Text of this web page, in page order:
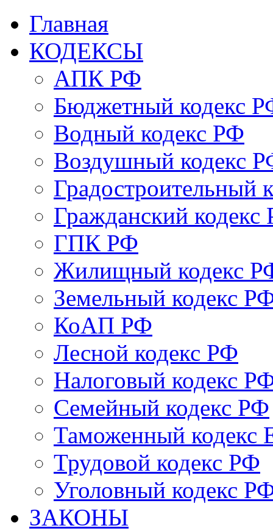
Главная
КОДЕКСЫ
АПК РФ
Бюджетный кодекс
Водный кодекс РФ
Воздушный кодекс
Градостроительный
Гражданский кодекс
ГПК РФ
Жилищный кодекс
Земельный кодекс
КоАП РФ
Лесной кодекс РФ
Налоговый кодекс
Семейный кодекс РФ
Таможенный
Трудовой кодекс РФ
Уголовный кодекс
ЗАКОНЫ